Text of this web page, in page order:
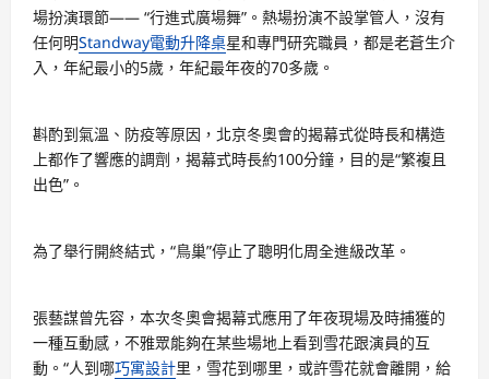
場扮演環節—— “行進式廣場舞”。熱場扮演不設掌管人，沒有
任何明Standway電動升降桌星和專門研究職員，都是老蒼生介
入，年紀最小的5歲，年紀最年夜的70多歲。
斟酌到氣溫、防疫等原因，北京冬奧會的揭幕式從時長和構造
上都作了響應的調劑，揭幕式時長約100分鐘，目的是“繁複且
出色”。
為了舉行開終結式，“鳥巢”停止了聰明化周全進級改革。
張藝謀曾先容，本次冬奧會揭幕式應用了年夜現場及時捕獲的
一種互動感，不雅眾能夠在某些場地上看到雪花跟演員的互
動。“人到哪巧寓設計里，雪花到哪里，或許雪花就會離開，給